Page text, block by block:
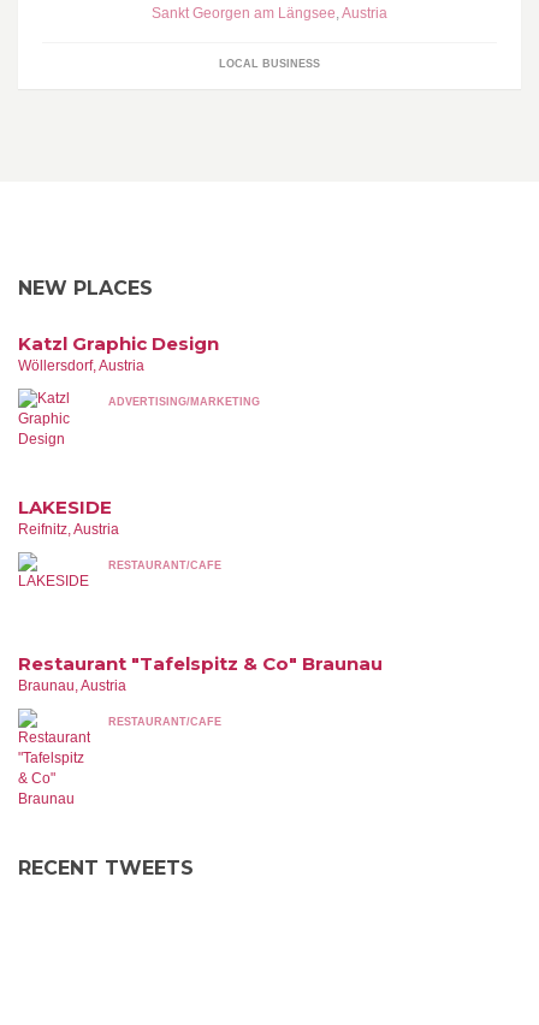
Sankt Georgen am Längsee,Austria
LOCAL BUSINESS
NEW PLACES
Katzl Graphic Design
Wöllersdorf, Austria
ADVERTISING/MARKETING
LAKESIDE
Reifnitz, Austria
RESTAURANT/CAFE
Restaurant "Tafelspitz & Co" Braunau
Braunau, Austria
RESTAURANT/CAFE
RECENT TWEETS